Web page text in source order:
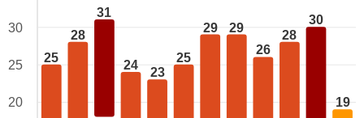
25
28
31
24
23
25
29 29
26
28
30
19
30
25
20